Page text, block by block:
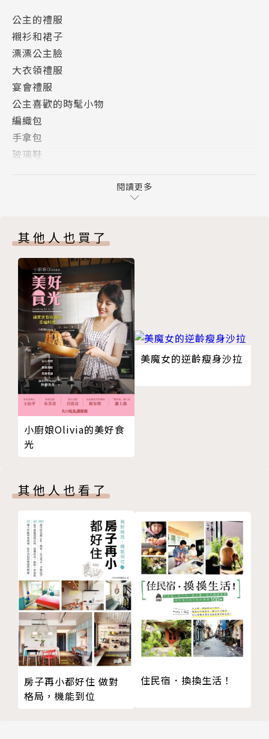
作背景使用喔！
公主的禮服
襯衫和裙子
漂漂公主臉
大衣領禮服
宴會禮服
公主喜歡的時髦小物
編織包
手拿包
玻璃鞋
草莓
櫻桃
蝴蝶
花朵
薔薇
你也可以變身成公主！
寶石戒指
蝴蝶結戒指
頭冠
王冠
薔薇花冠
亮晶晶又可愛♥的裝飾方法
鼓星星
化妝與裝飾品
魔法手鏡
珠寶盒
小王冠
魔法森林的夥伴們
小女孩
小矮人
狐狸
松鼠
熊
天鵝
小鳥
閱讀更多
其他人也買了
小廚娘Olivia的美好食
光
美魔女的逆齡瘦身沙拉
其他人也看了
房子再小都好住 做對
格局，機能到位
住民宿．換換生活！